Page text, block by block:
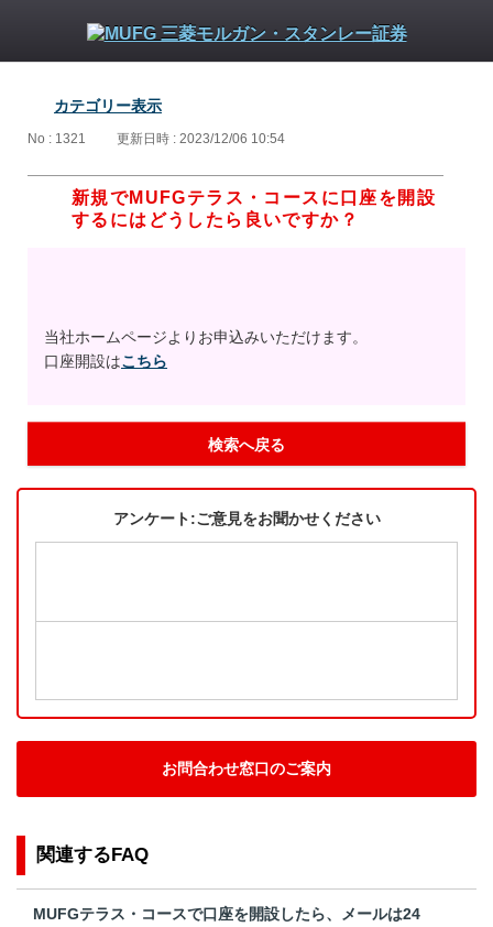
カテゴリー表示
No : 1321 更新日時 : 2023/12/06 10:54
新規でMUFGテラス・コースに口座を開設
するにはどうしたら良いですか？
当社ホームページよりお申込みいただけます。
口座開設はこちら
検索へ戻る
アンケート:ご意見をお聞かせください
お問合わせ窓口のご案内
関連するFAQ
MUFGテラス・コースで口座を開設したら、メールは24